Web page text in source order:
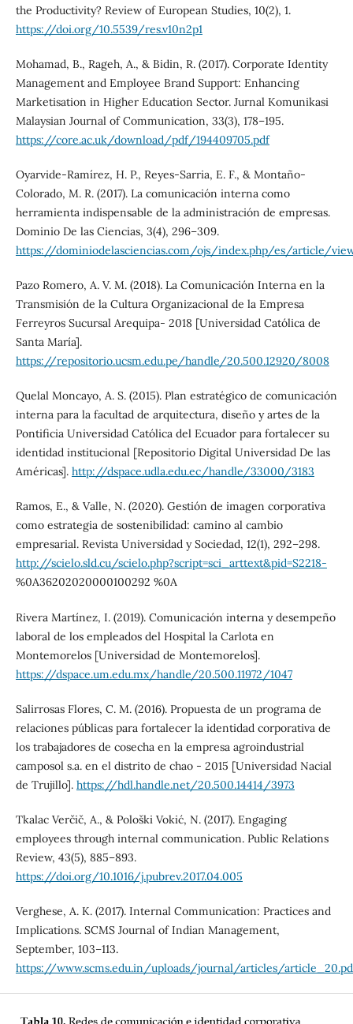
the Productivity? Review of European Studies, 10(2), 1.
https://doi.org/10.5539/res.v10n2p1
Mohamad, B., Rageh, A., & Bidin, R. (2017). Corporate Identity
Management and Employee Brand Support: Enhancing
Marketisation in Higher Education Sector. Jurnal Komunikasi
Malaysian Journal of Communication, 33(3), 178–195.
https://core.ac.uk/download/pdf/194409705.pdf
Oyarvide-Ramírez, H. P., Reyes-Sarria, E. F., & Montaño-
Colorado, M. R. (2017). La comunicación interna como
herramienta indispensable de la administración de empresas.
Dominio De las Ciencias, 3(4), 296–309.
https://dominiodelasciencias.com/ojs/index.php/es/article/
Pazo Romero, A. V. M. (2018). La Comunicación Interna en la
Transmisión de la Cultura Organizacional de la Empresa
Ferreyros Sucursal Arequipa- 2018 [Universidad Católica de
Santa María].
https://repositorio.ucsm.edu.pe/handle/20.500.12920/8008
Quelal Moncayo, A. S. (2015). Plan estratégico de comunicación
interna para la facultad de arquitectura, diseño y artes de la
Pontificia Universidad Católica del Ecuador para fortalecer su
identidad institucional [Repositorio Digital Universidad De las
Américas]. http://dspace.udla.edu.ec/handle/33000/3183
Ramos, E., & Valle, N. (2020). Gestión de imagen corporativa
como estrategia de sostenibilidad: camino al cambio
empresarial. Revista Universidad y Sociedad, 12(1), 292–298.
http://scielo.sld.cu/scielo.php?script=sci_arttext&pid=S2218-
%0A36202020000100292 %0A
Rivera Martínez, I. (2019). Comunicación interna y desempeño
laboral de los empleados del Hospital la Carlota en
Montemorelos [Universidad de Montemorelos].
https://dspace.um.edu.mx/handle/20.500.11972/1047
Salirrosas Flores, C. M. (2016). Propuesta de un programa de
relaciones públicas para fortalecer la identidad corporativa de
los trabajadores de cosecha en la empresa agroindustrial
camposol s.a. en el distrito de chao - 2015 [Universidad Nacial
de Trujillo]. https://hdl.handle.net/20.500.14414/3973
Tkalac Verčič, A., & Pološki Vokić, N. (2017). Engaging
employees through internal communication. Public Relations
Review, 43(5), 885–893.
https://doi.org/10.1016/j.pubrev.2017.04.005
Verghese, A. K. (2017). Internal Communication: Practices and
Implications. SCMS Journal of Indian Management,
September, 103–113.
https://www.scms.edu.in/uploads/journal/articles/